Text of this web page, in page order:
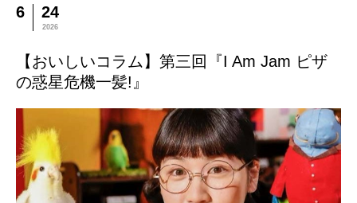
6 24
2026
【おいしいコラム】第三回『I Am Jam ピザ
の惑星危機一髪!』